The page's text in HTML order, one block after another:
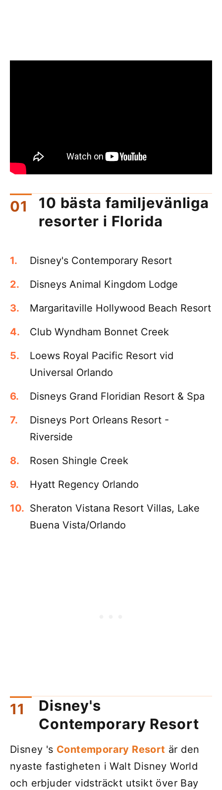
10 bästa familjevänliga
resorter i Florida
Disney's Contemporary Resort
Disneys Animal Kingdom Lodge
Margaritaville Hollywood Beach Resort
Club Wyndham Bonnet Creek
Loews Royal Pacific Resort vid
Universal Orlando
Disneys Grand Floridian Resort & Spa
Disneys Port Orleans Resort -
Riverside
Rosen Shingle Creek
Hyatt Regency Orlando
Sheraton Vistana Resort Villas, Lake
Buena Vista/Orlando
Disney's
Contemporary Resort
Disney 's Contemporary Resort är den
nyaste fastigheten i Walt Disney World
och erbjuder vidsträckt utsikt över Bay